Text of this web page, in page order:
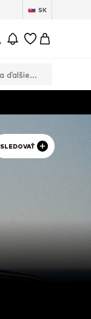
SK
SLEDOVAŤ